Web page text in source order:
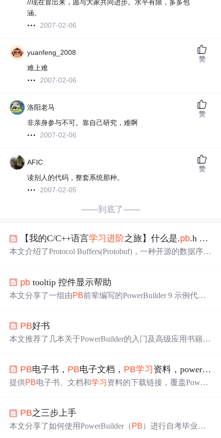
//现在冒出来，愿与大家共同进步。水平有限，多多包
涵。
2007-02-06
yuanfeng_2008
难上难
2007-02-06
赞
洛阳老马
非亲身参与不可。靠自己研究，难啊
2007-02-06
赞
AFIC
读别人的代码，整套系统那种。
2007-02-05
赞
——到底了——
【我的C/C++语言学习进阶之旅】什么是.pb.h 和 .
本文介绍了Protocol Buffers(Protobuf)，一种开源的数据序列
了具体的示例。
pb tooltip 控件显示帮助
本文分享了一组由PB前辈编写的PowerBuilder 9 示例代
PB好书
本文推荐了几本关于PowerBuilder的入门及高级应用书籍，
《PowerBuilder 6.0开发人员指南》等，涵盖了从基础到高
级的PB编程、数据库操作、Web应用开发和分布式应用等
PB电子书， PB电子文档， PB学习资料，powerbuilder电子书，powerbuilder电子文档，powerbuilder
提供PB电子书、文档和学习资料的下载链接，覆盖Power
PB之三步上手
本文分享了如何使用PowerBuilder（ PB）进行自考毕业论